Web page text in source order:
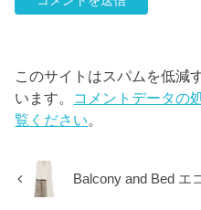
このサイトはスパムを低減
います。 コメントデータの
覧ください。
Balcony and Bed エ